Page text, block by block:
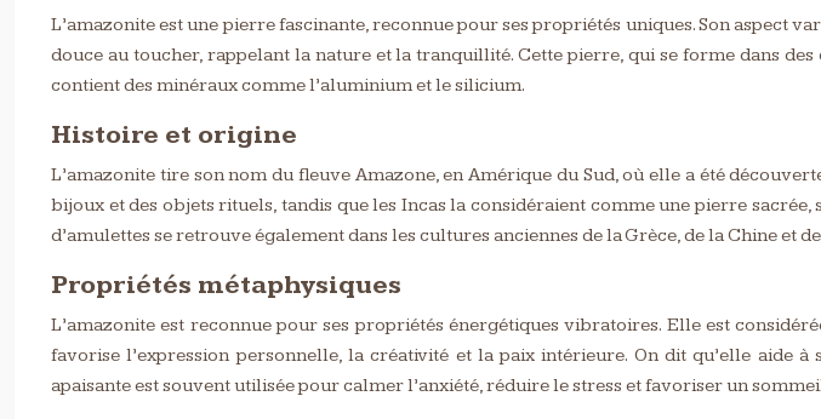
L’amazonite est une pierre fascinante, reconnue pour ses propriétés uniques. Son aspect
douce au toucher, rappelant la nature et la tranquillité. Cette pierre, qui se forme dans
contient des minéraux comme l’aluminium et le silicium.
Histoire et origine
L’amazonite tire son nom du fleuve Amazone, en Amérique du Sud, où elle a été
bijoux et des objets rituels, tandis que les Incas la considéraient comme une pierre
d’amulettes se retrouve également dans les cultures anciennes de la Grèce, de la Chine et
Propriétés métaphysiques
L’amazonite est reconnue pour ses propriétés énergétiques vibratoires. Elle est
favorise l’expression personnelle, la créativité et la paix intérieure. On dit qu’elle aide
apaisante est souvent utilisée pour calmer l’anxiété, réduire le stress et favoriser un